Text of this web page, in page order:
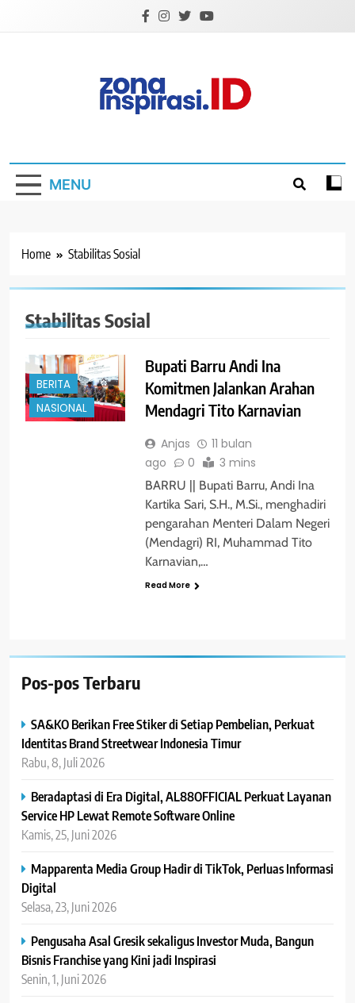
MENU
Home Stabilitas Sosial
Stabilitas Sosial
BERITA
NASIONAL
Bupati Barru Andi Ina
Komitmen Jalankan Arahan
Mendagri Tito Karnavian
Anjas
11 bulan
ago
0 3 mins
BARRU || Bupati Barru, Andi Ina
Kartika Sari, S.H., M.Si., menghadiri
pengarahan Menteri Dalam Negeri
(Mendagri) RI, Muhammad Tito
Karnavian,…
Read More
Pos-pos Terbaru
SA&KO Berikan Free Stiker di Setiap Pembelian, Perkuat
Identitas Brand Streetwear Indonesia Timur
Rabu, 8, Juli 2026
Beradaptasi di Era Digital, AL88OFFICIAL Perkuat Layanan
Service HP Lewat Remote Software Online
Kamis, 25, Juni 2026
Mapparenta Media Group Hadir di TikTok, Perluas Informasi
Digital
Selasa, 23, Juni 2026
Pengusaha Asal Gresik sekaligus Investor Muda, Bangun
Bisnis Franchise yang Kini jadi Inspirasi
Senin, 1, Juni 2026